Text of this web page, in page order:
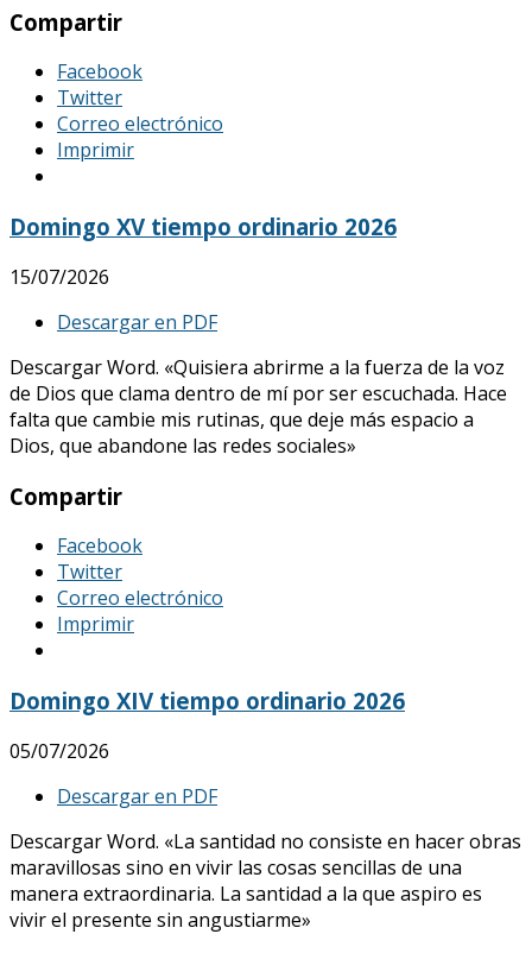
Compartir
Facebook
Twitter
Correo electrónico
Imprimir
Domingo XV tiempo ordinario 2026
15/07/2026
Descargar en PDF
Descargar Word. «Quisiera abrirme a la fuerza de la voz
de Dios que clama dentro de mí por ser escuchada. Hace
falta que cambie mis rutinas, que deje más espacio a
Dios, que abandone las redes sociales»
Compartir
Facebook
Twitter
Correo electrónico
Imprimir
Domingo XIV tiempo ordinario 2026
05/07/2026
Descargar en PDF
Descargar Word. «La santidad no consiste en hacer obras
maravillosas sino en vivir las cosas sencillas de una
manera extraordinaria. La santidad a la que aspiro es
vivir el presente sin angustiarme»